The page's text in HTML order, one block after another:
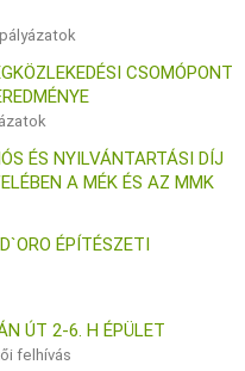
CSOMÓPONT
ÉS NYILVÁNTARTÁSI DÍJ
A MÉK ÉS AZ MMK
ÉPÍTÉSZETI
ÚT 2-6. H ÉPÜLET
felhívás